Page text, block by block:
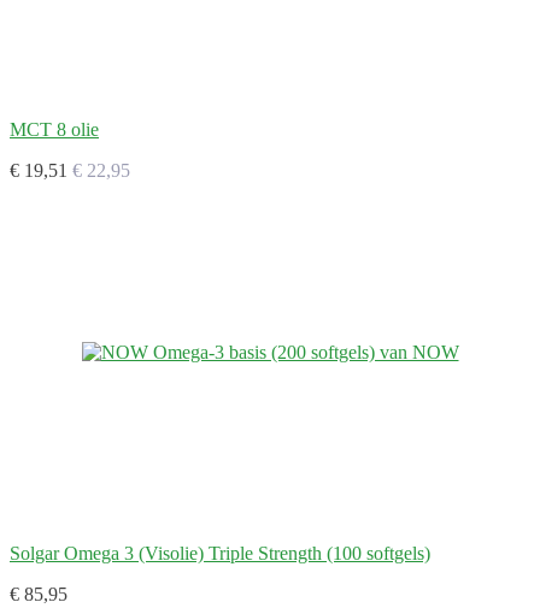
MCT 8 olie
€ 19,51 € 22,95
Solgar Omega 3 (Visolie) Triple Strength (100 softgels)
€ 85,95